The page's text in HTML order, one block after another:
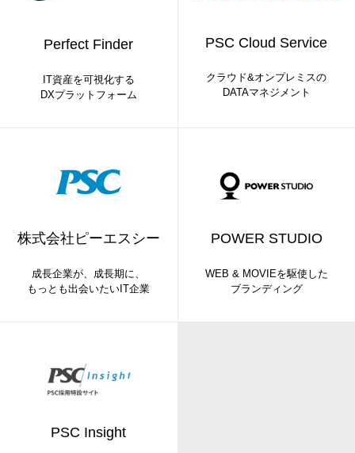
Perfect Finder
IT資産を可視化する
DXプラットフォーム
PSC Cloud Service
クラウド&オンプレミスの
DATAマネジメント
株式会社ピーエスシー
成長企業が、成長期に、
もっとも出会いたいIT企業
POWER STUDIO
WEB & MOVIEを駆使した
ブランディング
PSC Insight